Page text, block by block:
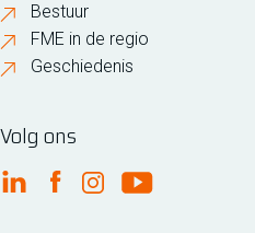
Bestuur
FME in de regio
Geschiedenis
Volg ons
FME Linkedin
FME Facebook
FME Instagram
FME Youtube